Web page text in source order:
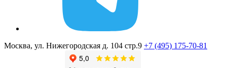
Москва, ул. Нижегородская д. 104 стр.9 +7 (495) 175-70-81